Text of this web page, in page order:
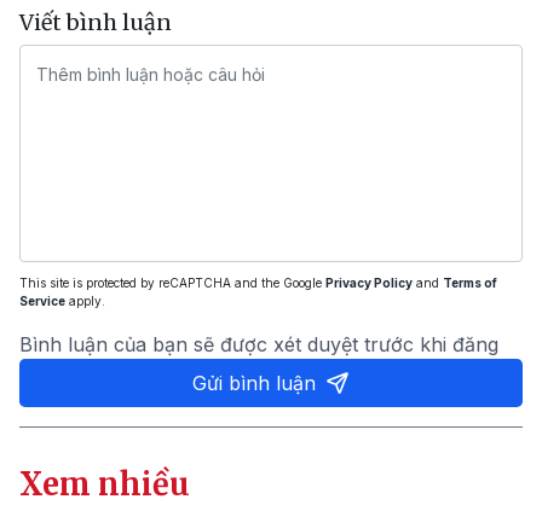
Viết bình luận
This site is protected by reCAPTCHA and the Google Privacy Policy and Terms of
Service apply.
Bình luận của bạn sẽ được xét duyệt trước khi đăng
Gửi bình luận
Xem nhiều